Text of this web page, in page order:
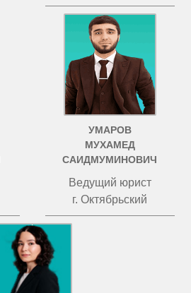
УМАРОВ
МУХАМЕД
САИДМУМИНОВИЧ
Ведущий юрист
г. Октябрьский